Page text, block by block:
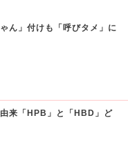
ん」付けも「呼びタメ」に
由来「HPB」と「HBD」ど